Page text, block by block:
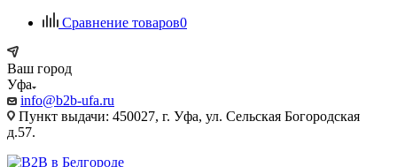
Сравнение товаров0
Ваш город
Уфа
info@b2b-ufa.ru
Пункт выдачи: 450027, г. Уфа, ул. Сельская Богородская
д.57.